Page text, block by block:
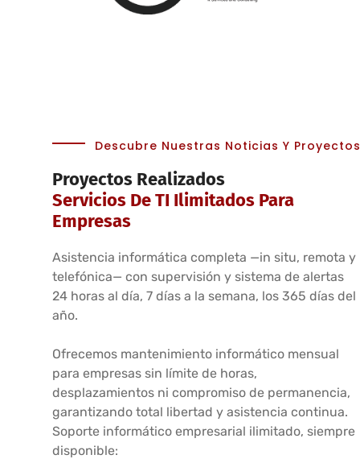
Descubre Nuestras Noticias Y Proyectos
Proyectos Realizados
Servicios De TI Ilimitados Para
Empresas
Asistencia informática completa —in situ, remota y
telefónica— con supervisión y sistema de alertas
24 horas al día, 7 días a la semana, los 365 días del
año.
Ofrecemos mantenimiento informático mensual
para empresas sin límite de horas,
desplazamientos ni compromiso de permanencia,
garantizando total libertad y asistencia continua.
Soporte informático empresarial ilimitado, siempre
disponible: